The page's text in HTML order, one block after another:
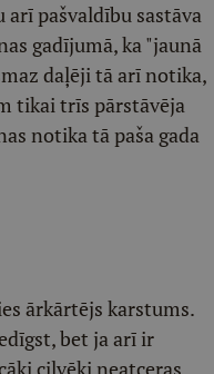
pašvaldību sastāva
gadījumā, ka "jaunā
daļēji tā arī notika,
tikai trīs pārstāvēja
notika tā paša gada
ārkārtējs karstums.
bet ja arī ir
cilvēki neatceras